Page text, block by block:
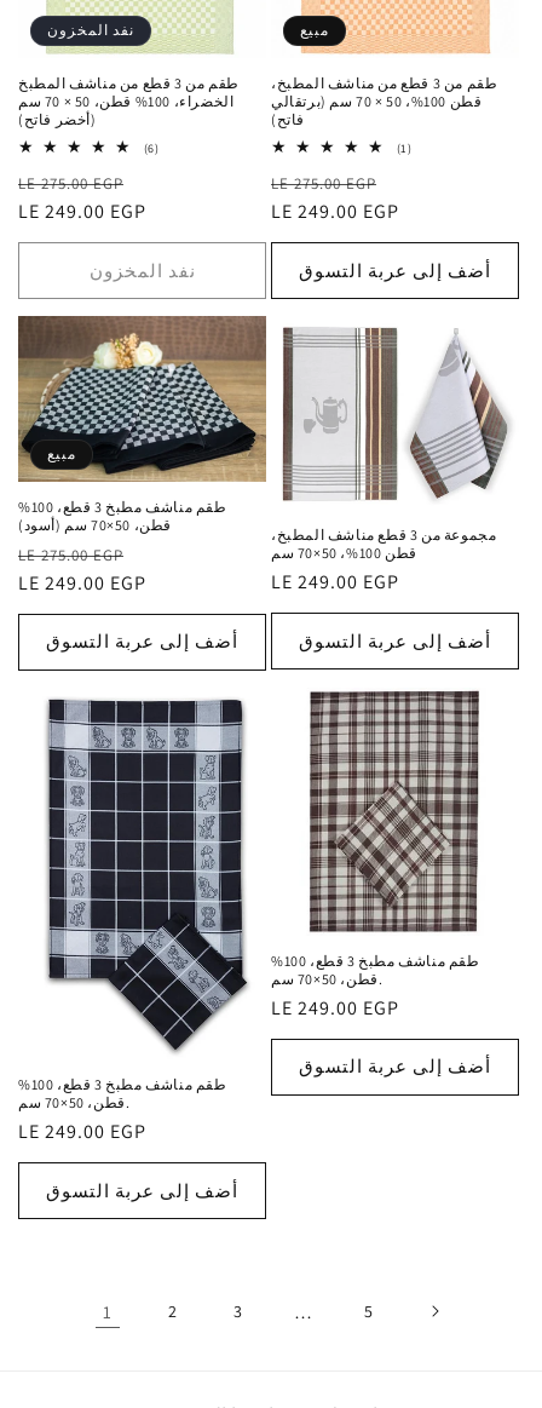
نفد المخزون
طقم من 3 قطع من مناشف المطبخ
الخضراء، 100% قطن، 50 × 70 سم
(أخضر فاتح)
(6)6
السعر
الاعتيادي
LE 275.00 EGP
البيعLE 249.00 EGP
نفد المخزون
مبيع
طقم من 3 قطع من مناشف المطبخ،
قطن 100%، 50 × 70 سم (برتقالي
فاتح)
(1)1
السعر
الاعتيادي
LE 275.00 EGP
البيعLE 249.00 EGP
أضف إلى عربة التسوق
مبيع
طقم مناشف مطبخ 3 قطع، 100%
قطن، 50×70 سم (أسود)
السعر
الاعتيادي
LE 275.00 EGP
البيعLE 249.00 EGP
أضف إلى عربة التسوق
مجموعة من 3 قطع مناشف المطبخ،
قطن 100%، 50×70 سم
السعر
الاعتيادي
LE 249.00 EGP
أضف إلى عربة التسوق
طقم مناشف مطبخ 3 قطع، 100%
قطن، 50×70 سم.
السعر
الاعتيادي
LE 249.00 EGP
أضف إلى عربة التسوق
طقم مناشف مطبخ 3 قطع، 100%
قطن، 50×70 سم.
السعر
الاعتيادي
LE 249.00 EGP
أضف إلى عربة التسوق
1 2 3 … 5